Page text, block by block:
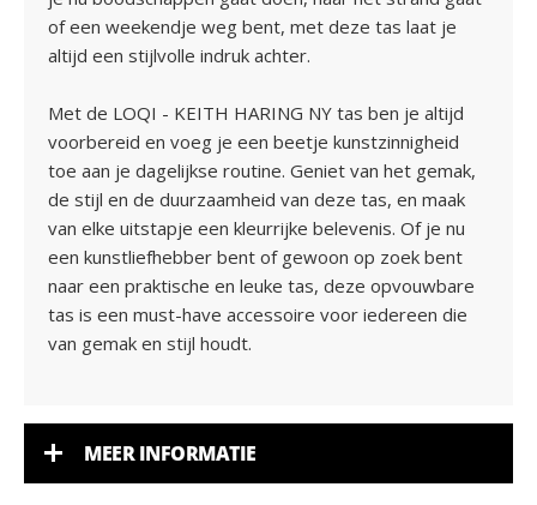
of een weekendje weg bent, met deze tas laat je
altijd een stijlvolle indruk achter.
Met de LOQI - KEITH HARING NY tas ben je altijd
voorbereid en voeg je een beetje kunstzinnigheid
toe aan je dagelijkse routine. Geniet van het gemak,
de stijl en de duurzaamheid van deze tas, en maak
van elke uitstapje een kleurrijke belevenis. Of je nu
een kunstliefhebber bent of gewoon op zoek bent
naar een praktische en leuke tas, deze opvouwbare
tas is een must-have accessoire voor iedereen die
van gemak en stijl houdt.
MEER INFORMATIE